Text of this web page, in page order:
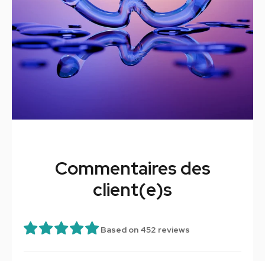
Commentaires des
client(e)s
Based on 452 reviews